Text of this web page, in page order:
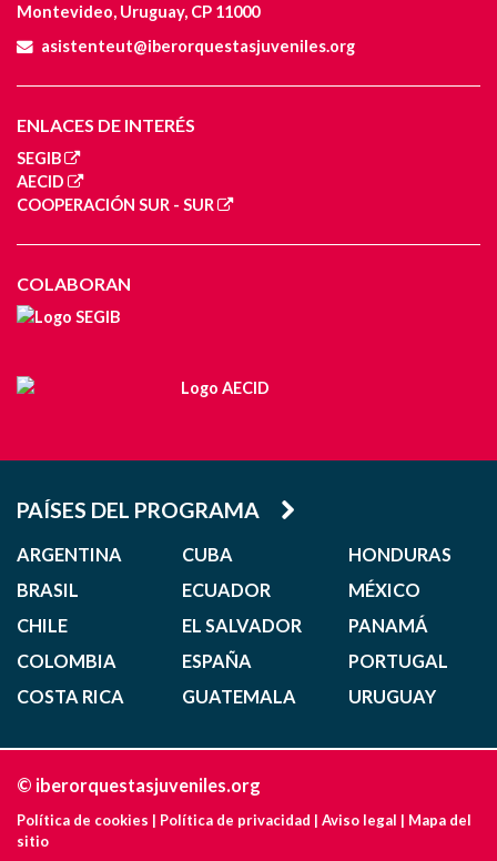
Montevideo, Uruguay, CP 11000
asistenteut@iberorquestasjuveniles.org
ENLACES DE INTERÉS
SEGIB
AECID
COOPERACIÓN SUR - SUR
COLABORAN
PAÍSES DEL PROGRAMA
ARGENTINA
BRASIL
CHILE
COLOMBIA
COSTA RICA
CUBA
ECUADOR
EL SALVADOR
ESPAÑA
GUATEMALA
HONDURAS
MÉXICO
PANAMÁ
PORTUGAL
URUGUAY
© iberorquestasjuveniles.org
Política de cookies | Política de privacidad | Aviso legal | Mapa del
sitio